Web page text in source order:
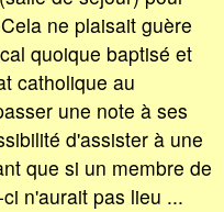
ne plaisait guère
quoique baptisé et
catholique au
une note à ses
d'assister à une
que si un membre de
n'aurait pas lieu ...